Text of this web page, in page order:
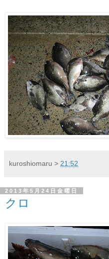
kuroshiomaru > 21:52
2013年5月24日金曜日
クロ